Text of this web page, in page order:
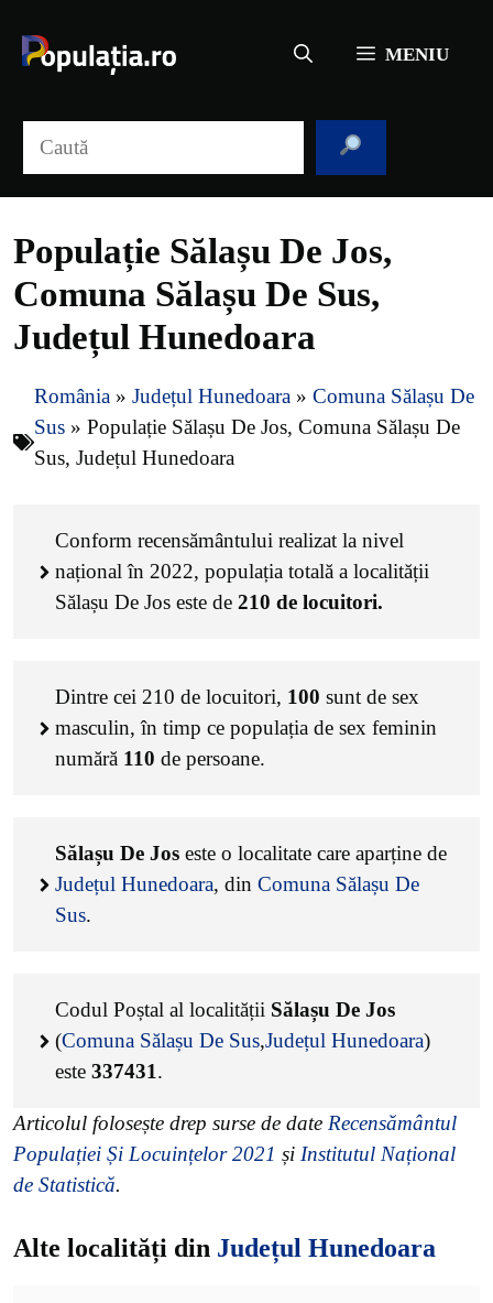
conținut
MENIU
Populație Sălașu De Jos,
Comuna Sălașu De Sus,
Județul Hunedoara
România » Județul Hunedoara » Comuna Sălașu De
Sus » Populație Sălașu De Jos, Comuna Sălașu De
Sus, Județul Hunedoara
Conform recensământului realizat la nivel
național în 2022, populația totală a localității
Sălașu De Jos este de 210 de locuitori.
Dintre cei 210 de locuitori, 100 sunt de sex
masculin, în timp ce populația de sex feminin
numără 110 de persoane.
Sălașu De Jos este o localitate care aparține de
Județul Hunedoara, din Comuna Sălașu De
Sus.
Codul Poștal al localității Sălașu De Jos
(Comuna Sălașu De Sus,Județul Hunedoara)
este 337431.
Articolul folosește drep surse de date Recensământul
Populației Și Locuințelor 2021 și Institutul Național
de Statistică.
Alte localități din Județul Hunedoara